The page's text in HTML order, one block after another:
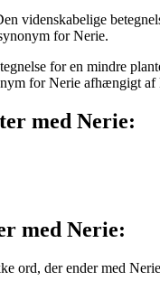
videnskabelige
for Nerie.
for en mindre
for Nerie afhængigt af
med Nerie:
med Nerie:
ord, der ender med